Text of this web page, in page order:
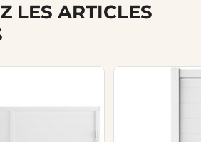
LES ARTICLES